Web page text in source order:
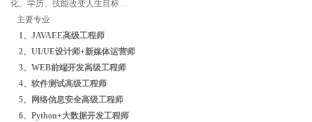
化、学历、技能改变人生目标…
主要专业
1、JAVAEE高级工程师
2、UI/UE设计师+新媒体运营师
3、WEB前端开发高级工程师
4、软件测试高级工程师
5、网络信息安全高级工程师
6、Python+大数据开发工程师